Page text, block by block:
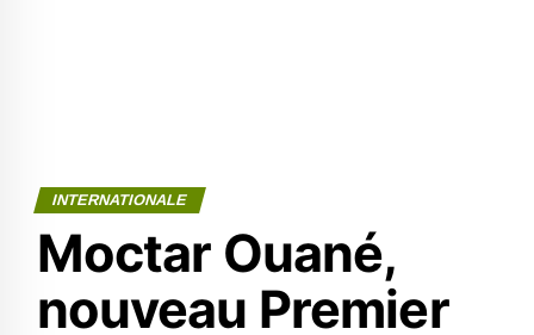
INTERNATIONALE
Moctar Ouané,
nouveau Premier